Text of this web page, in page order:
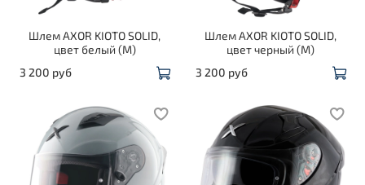
Шлем AXOR KIOTO SOLID,
цвет белый (M)
3 200 руб
Шлем AXOR KIOTO SOLID,
цвет черный (M)
3 200 руб